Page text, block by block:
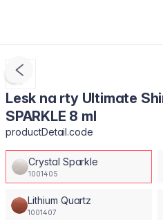
Lesk na rty Ultimate
SPARKLE 8 ml
productDetail.code
Crystal Sparkle
1001405
Lithium Quartz
1001407